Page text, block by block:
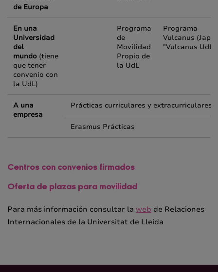
de Europa
En una
Universidad
del
mundo (tiene
que tener
convenio con
la UdL)
Programa
de
Movilidad
Propio de
la UdL
Programa
Vulcanus
"Vulcanus UdL
A una
empresa
Prácticas curriculares y extracurriculares
Erasmus Prácticas
Centros con convenios firmados
Oferta de plazas para movilidad
Para más información consultar la web de Relaciones
Internacionales de la Universitat de Lleida